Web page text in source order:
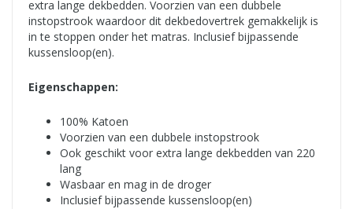
extra lange dekbedden. Voorzien van een dubbele
instopstrook waardoor dit dekbedovertrek gemakkelijk is
in te stoppen onder het matras. Inclusief bijpassende
kussensloop(en).
Eigenschappen:
100% Katoen
Voorzien van een dubbele instopstrook
Ook geschikt voor extra lange dekbedden van 220
lang
Wasbaar en mag in de droger
Inclusief bijpassende kussensloop(en)